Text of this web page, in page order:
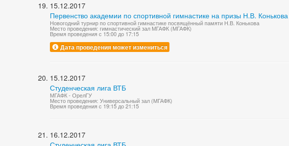
15.12.2017
Первенство академии по спортивной гимнастике на призы Н.В. Конькова
Новогодний турнир по спортивной гимнастике посвящённый памяти Н.В. Конькова
Место проведения: гимнастический зал МГАФК (МГАФК)
Время проведения с 15:00 до 17:15
Дата проведения может измениться
15.12.2017
Студенческая лига ВТБ
МГАФК - ОрелГУ
Место проведения: Универсальный зал (МГАФК)
Время проведения с 19:15 до 21:15
16.12.2017